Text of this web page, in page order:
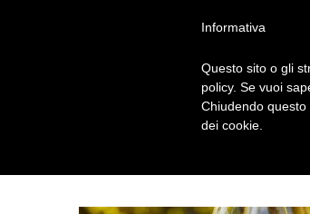
Informativa
Questo sito o gli
policy. Se vuoi
Chiudendo
dei cookie.